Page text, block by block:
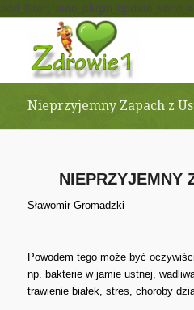
add_filter(
Nieprzyjemny Zapach z
NIEPRZYJEMNY
Sławomir Gromadzki
Powodem tego może być
np. bakterie w jamie ustnej,
trawienie białek, stres, choroby